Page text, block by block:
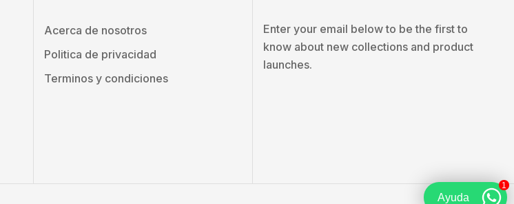
Acerca de nosotros
Politica de privacidad
Terminos y condiciones
Enter your email below to be the first to
know about new collections and product
launches.
Ayuda
1